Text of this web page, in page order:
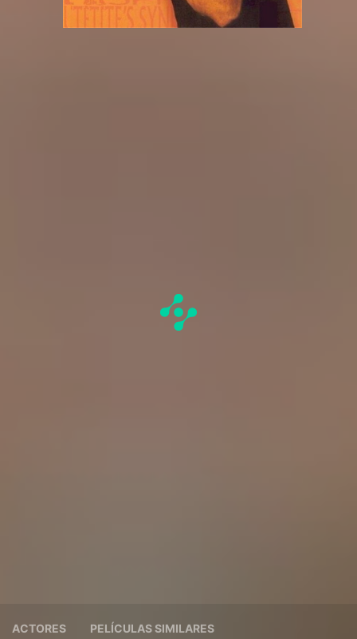
ACTORES PELÍCULAS SIMILARES